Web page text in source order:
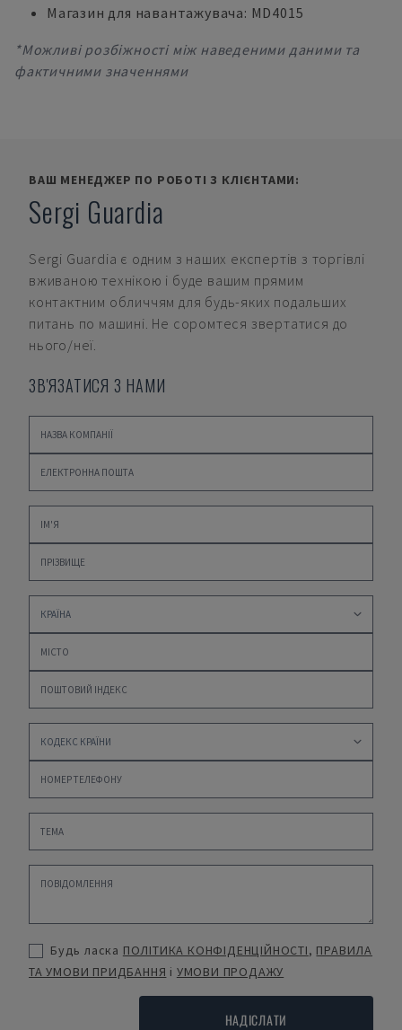
Магазин для навантажувача: MD4015
*Можливі розбіжності між наведеними даними та
фактичними значеннями
ВАШ МЕНЕДЖЕР ПО РОБОТІ З КЛІЄНТАМИ:
Sergi Guardia
Sergi Guardia є одним з наших експертів з торгівлі
вживаною технікою і буде вашим прямим
контактним обличчям для будь-яких подальших
питань по машині. Не соромтеся звертатися до
нього/неї.
ЗВ'ЯЗАТИСЯ З НАМИ
Будь ласка ПОЛІТИКА КОНФІДЕНЦІЙНОСТІ, ПРАВИЛА
ТА УМОВИ ПРИДБАННЯ і УМОВИ ПРОДАЖУ
НАДІСЛАТИ